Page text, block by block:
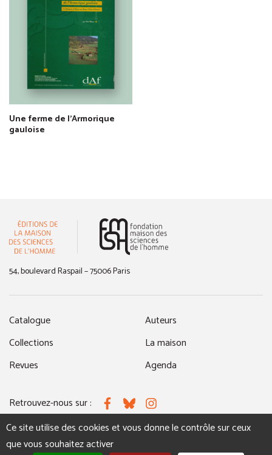
Une ferme de l'Armorique
gauloise
54, boulevard Raspail – 75006 Paris
Catalogue
Collections
Revues
Auteurs
La maison
Agenda
Retrouvez-nous sur : FacebookBlueskyInstagram
Ce site utilise des cookies et vous donne le contrôle sur ceux
que vous souhaitez activer